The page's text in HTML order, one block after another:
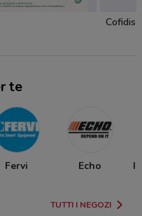
Cofidis
te
Fervi Echo
TUTTI I NEGOZI